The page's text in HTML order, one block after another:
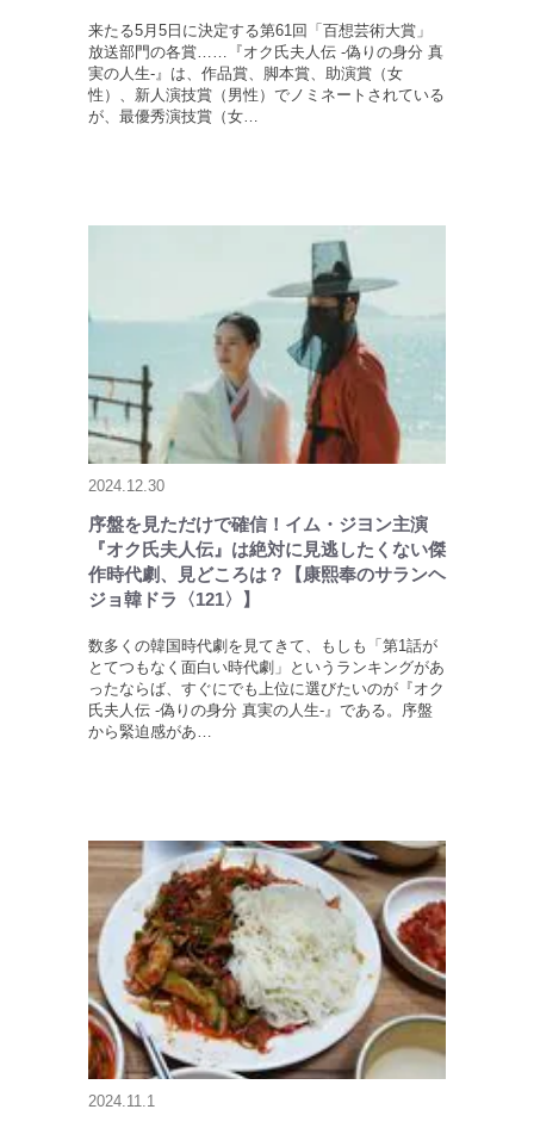
来たる5月5日に決定する第61回「百想芸術大賞」
放送部門の各賞……『オク氏夫人伝 -偽りの身分 真
実の人生-』は、作品賞、脚本賞、助演賞（女
性）、新人演技賞（男性）でノミネートされている
が、最優秀演技賞（女…
2024.12.30
序盤を見ただけで確信！イム・ジヨン主演
『オク氏夫人伝』は絶対に見逃したくない傑
作時代劇、見どころは？【康熙奉のサランヘ
ジョ韓ドラ〈121〉】
数多くの韓国時代劇を見てきて、もしも「第1話が
とてつもなく面白い時代劇」というランキングがあ
ったならば、すぐにでも上位に選びたいのが『オク
氏夫人伝 -偽りの身分 真実の人生-』である。序盤
から緊迫感があ…
2024.11.1